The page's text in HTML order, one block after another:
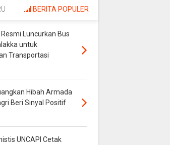
BERITA POPULER
Luncurkan Bus
untuk
Transportasi
Hibah Armada
Beri Sinyal Positif
UNCAPI Cetak